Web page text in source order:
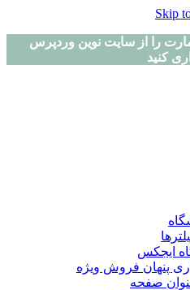
Skip
را از سایت نوین وردپرس
کنید
ایجکس
پنهان فروش ویژه
صفحه